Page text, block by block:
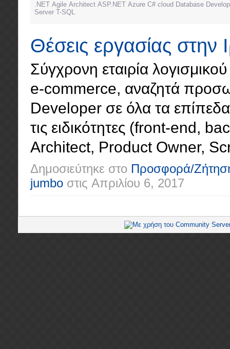
.NET Agile Architect ASP.NET Azure C# cloud Database
Server T-SQL
Θέσεις εργασίας στην
Σύγχρονη εταιρία
e-commerce, αναζητά
Developer σε όλα τα
τις ειδικότητες (front-end,
Architect, Product Owner,
Δημοσιεύτηκε στο Προσφορά/
jumbo στις Απριλίου 6, 2017